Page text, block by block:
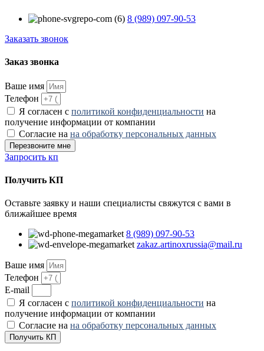
8 (989) 097-90-53
Заказать звонок
Заказ звонка
Ваше имя
Телефон
Я согласен с политикой конфиденциальности на
получение информации от компании
Согласие на на обработку персональных данных
Перезвоните мне
Запросить кп
Получить КП
Оставьте заявку и наши специалисты свяжутся с вами в
ближайшее время
8 (989) 097-90-53
zakaz.artinoxrussia@mail.ru
Ваше имя
Телефон
E-mail
Я согласен с политикой конфиденциальности на
получение информации от компании
Согласие на на обработку персональных данных
Получить КП